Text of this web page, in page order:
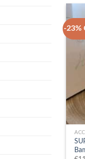
-23%
+